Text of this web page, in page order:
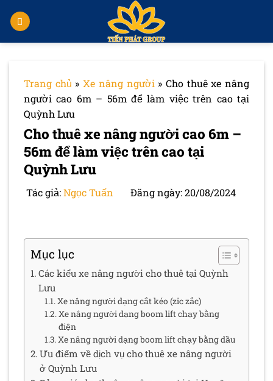
đến
Trang chủ » Xe nâng người » Cho thuê xe nâng
người cao 6m – 56m để làm việc trên cao tại
Quỳnh Lưu
Cho thuê xe nâng người cao 6m –
56m để làm việc trên cao tại
Quỳnh Lưu
Tác giả:Ngọc Tuấn Đăng ngày: 20/08/2024
Mục lục
Các kiểu xe nâng người cho thuê tại Quỳnh
Lưu
Xe nâng người dạng cắt kéo (zic zắc)
Xe nâng người dạng boom lift chạy bằng
điện
Xe nâng người dạng boom lift chạy bằng dầu
Ưu điểm về dịch vụ cho thuê xe nâng người
ở Quỳnh Lưu